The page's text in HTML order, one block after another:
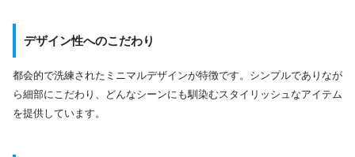
デザイン性へのこだわり
都会的で洗練されたミニマルデザインが特徴です。シンプルでありなが
ら細部にこだわり、どんなシーンにも馴染むスタイリッシュなアイテム
を提供しています。